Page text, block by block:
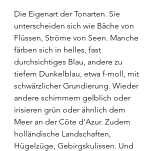
Die Eigenart der Tonarten. Sie
unterscheiden sich wie Bäche von
Flüssen, Ströme von Seen. Manche
färben sich in helles, fast
durchsichtiges Blau, andere zu
tiefem Dunkelblau, etwa f-moll, mit
schwärzlicher Grundierung. Wieder
andere schimmern gelblich oder
irisieren grün oder ähnlich dem
Meer an der Côte d’Azur. Zudem
holländische Landschaften,
Hügelzüge, Gebirgskulissen. Und